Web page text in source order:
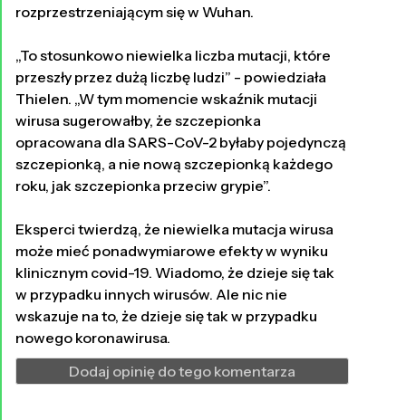
rozprzestrzeniającym się w Wuhan.
„To stosunkowo niewielka liczba mutacji, które
przeszły przez dużą liczbę ludzi” - powiedziała
Thielen. „W tym momencie wskaźnik mutacji
wirusa sugerowałby, że szczepionka
opracowana dla SARS-CoV-2 byłaby pojedynczą
szczepionką, a nie nową szczepionką każdego
roku, jak szczepionka przeciw grypie”.
Eksperci twierdzą, że niewielka mutacja wirusa
może mieć ponadwymiarowe efekty w wyniku
klinicznym covid-19. Wiadomo, że dzieje się tak
w przypadku innych wirusów. Ale nic nie
wskazuje na to, że dzieje się tak w przypadku
nowego koronawirusa.
Dodaj opinię do tego komentarza